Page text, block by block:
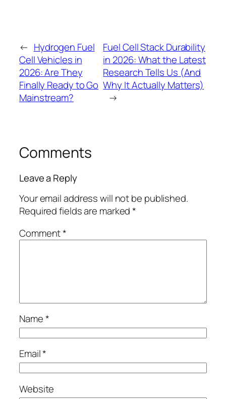
← Hydrogen Fuel
Cell Vehicles in
2026: Are They
Finally Ready to Go
Mainstream?
Fuel Cell Stack Durability
in 2026: What the Latest
Research Tells Us (And
Why It Actually Matters)
→
Comments
Leave a Reply
Your email address will not be published.
Required fields are marked*
Comment*
Name*
Email*
Website